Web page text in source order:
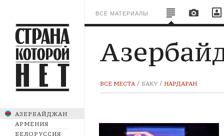
АЗЕРБАЙДЖАН
АРМЕНИЯ
БЕЛОРУССИЯ
ВСЕ МАТЕРИАЛЫ
ВСЕ МЕСТА БАКУ НАРДАРАН